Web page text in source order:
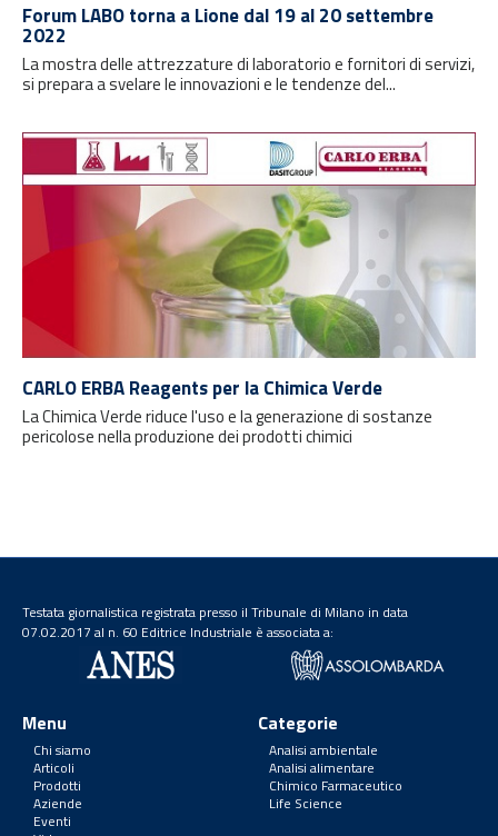
Forum LABO torna a Lione dal 19 al 20 settembre
2022
La mostra delle attrezzature di laboratorio e fornitori di servizi,
si prepara a svelare le innovazioni e le tendenze del...
CARLO ERBA Reagents per la Chimica Verde
La Chimica Verde riduce l'uso e la generazione di sostanze
pericolose nella produzione dei prodotti chimici
Testata giornalistica registrata presso il Tribunale di Milano in data
07.02.2017 al n. 60 Editrice Industriale è associata a:
Menu
Chi siamo
Articoli
Prodotti
Aziende
Eventi
Categorie
Analisi ambientale
Analisi alimentare
Chimico Farmaceutico
Life Science